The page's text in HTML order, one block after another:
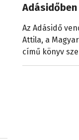
Adásidőben
Az Adásidő
Attila, a
című könyv